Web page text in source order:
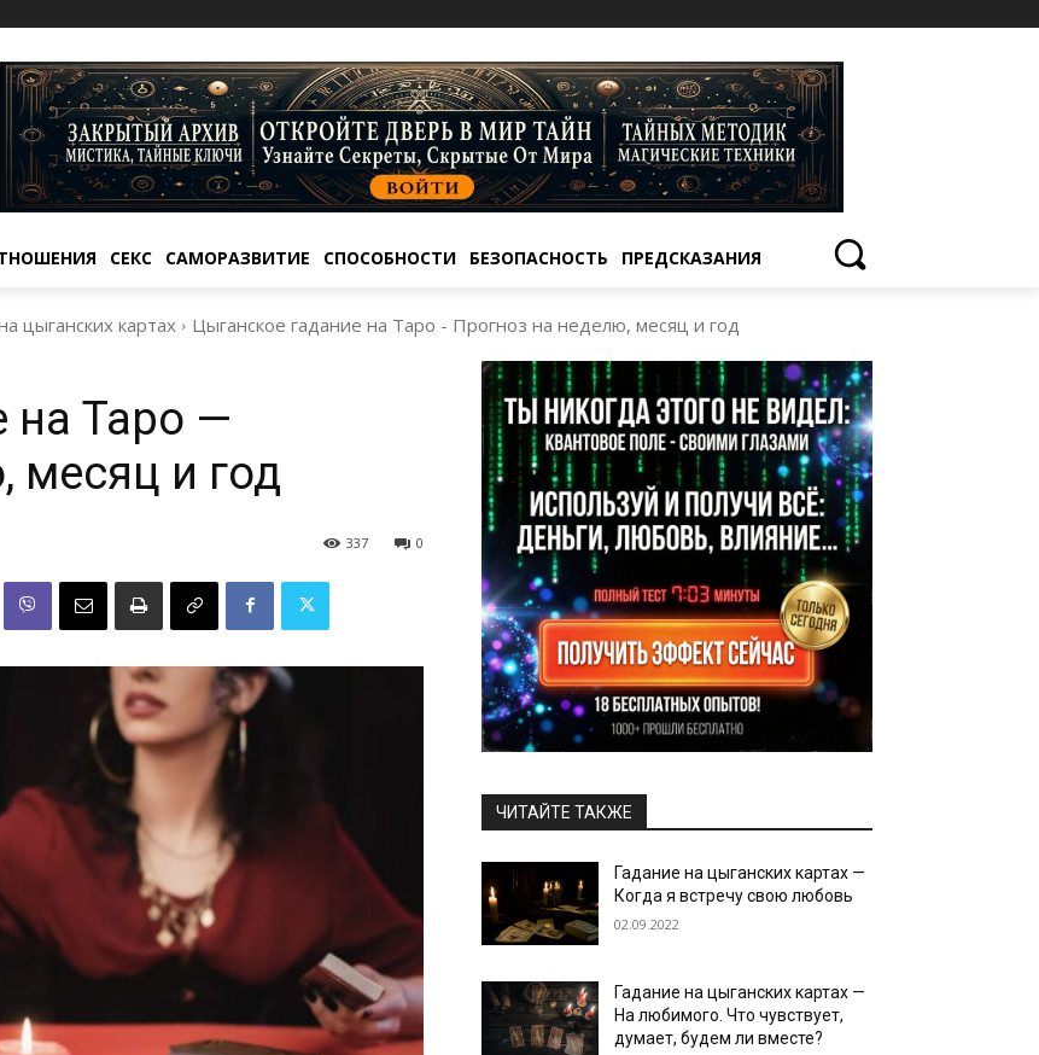
СЕКС САМОРАЗВИТИЕ СПОСОБНОСТИ БЕЗОПАСНОСТЬ ПРЕДСКАЗАНИЯ
цыганских картах Цыганское гадание на Таро - Прогноз на неделю, месяц и год
на Таро —
месяц и год
0
337
ЧИТАЙТЕ ТАКЖЕ
Гадание на цыганских картах —
Когда я встречу свою любовь
02.09.2022
Гадание на цыганских картах —
На любимого. Что чувствует,
думает, будем ли вместе?